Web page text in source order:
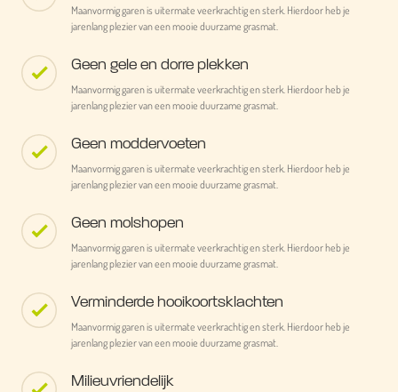
Maanvormig garen is uitermate veerkrachtig en sterk. Hierdoor heb je
jarenlang plezier van een mooie duurzame grasmat.
Geen gele en dorre plekken
Maanvormig garen is uitermate veerkrachtig en sterk. Hierdoor heb je
jarenlang plezier van een mooie duurzame grasmat.
Geen moddervoeten
Maanvormig garen is uitermate veerkrachtig en sterk. Hierdoor heb je
jarenlang plezier van een mooie duurzame grasmat.
Geen molshopen
Maanvormig garen is uitermate veerkrachtig en sterk. Hierdoor heb je
jarenlang plezier van een mooie duurzame grasmat.
Verminderde hooikoortsklachten
Maanvormig garen is uitermate veerkrachtig en sterk. Hierdoor heb je
jarenlang plezier van een mooie duurzame grasmat.
Milieuvriendelijk